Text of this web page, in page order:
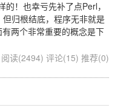
！也幸亏先补了点Perl，
归根结底，程序无非就是
两个非常重要的概念是下
阅读(2494) 评论(15) 推荐(0)